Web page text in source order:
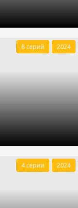
8 серий 2024
4 серии 2024